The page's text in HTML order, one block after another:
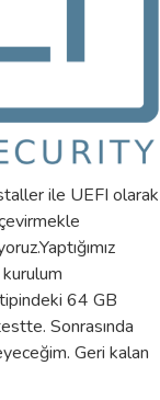
ile UEFI olarak
64 GB
Sonrasında
Geri kalan